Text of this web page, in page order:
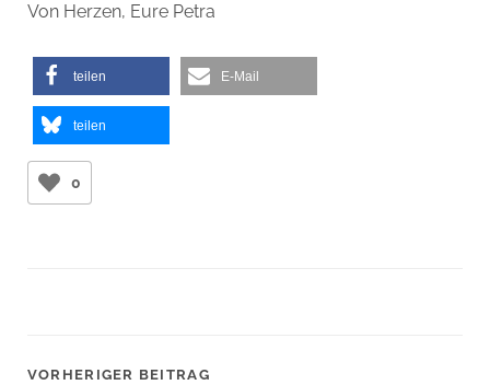
Von Herzen, Eure Petra
teilen E-Mail
teilen
0
VORHERIGER BEITRAG